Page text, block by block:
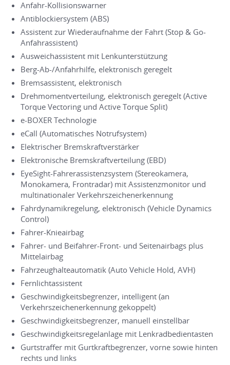
Anfahr-Kollisionswarner
Antiblockiersystem (ABS)
Assistent zur Wiederaufnahme der Fahrt (Stop & Go-
Anfahrassistent)
Ausweichassistent mit Lenkunterstützung
Berg-Ab-/Anfahrhilfe, elektronisch geregelt
Bremsassistent, elektronisch
Drehmomentverteilung, elektronisch geregelt (Active
Torque Vectoring und Active Torque Split)
e-BOXER Technologie
eCall (Automatisches Notrufsystem)
Elektrischer Bremskraftverstärker
Elektronische Bremskraftverteilung (EBD)
EyeSight-Fahrerassistenzsystem (Stereokamera,
Monokamera, Frontradar) mit Assistenzmonitor und
multinationaler Verkehrszeichenerkennung
Fahrdynamikregelung, elektronisch (Vehicle Dynamics
Control)
Fahrer-Knieairbag
Fahrer- und Beifahrer-Front- und Seitenairbags plus
Mittelairbag
Fahrzeughalteautomatik (Auto Vehicle Hold, AVH)
Fernlichtassistent
Geschwindigkeitsbegrenzer, intelligent (an
Verkehrszeichenerkennung gekoppelt)
Geschwindigkeitsbegrenzer, manuell einstellbar
Geschwindigkeitsregelanlage mit Lenkradbedientasten
Gurtstraffer mit Gurtkraftbegrenzer, vorne sowie hinten
rechts und links